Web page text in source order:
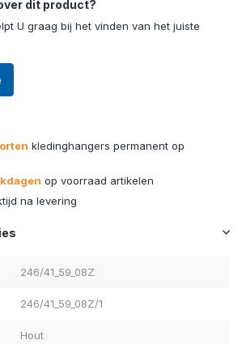
dit product?
U graag bij het vinden van het juiste
kledinghangers permanent op
op voorraad artikelen
na levering
246/41_59_08Z
246/41_59_08Z/1
Hout